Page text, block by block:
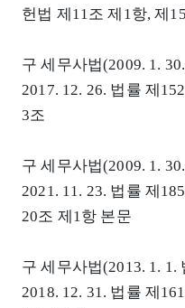
헌법 제11조 제1항, 제
구 세무사법(2009. 1.
2017. 12. 26. 법률 제
3조
구 세무사법(2009. 1.
2021. 11. 23. 법률 제
20조 제1항 본문
구 세무사법(2013. 1. 1.
2018. 12. 31. 법률 제